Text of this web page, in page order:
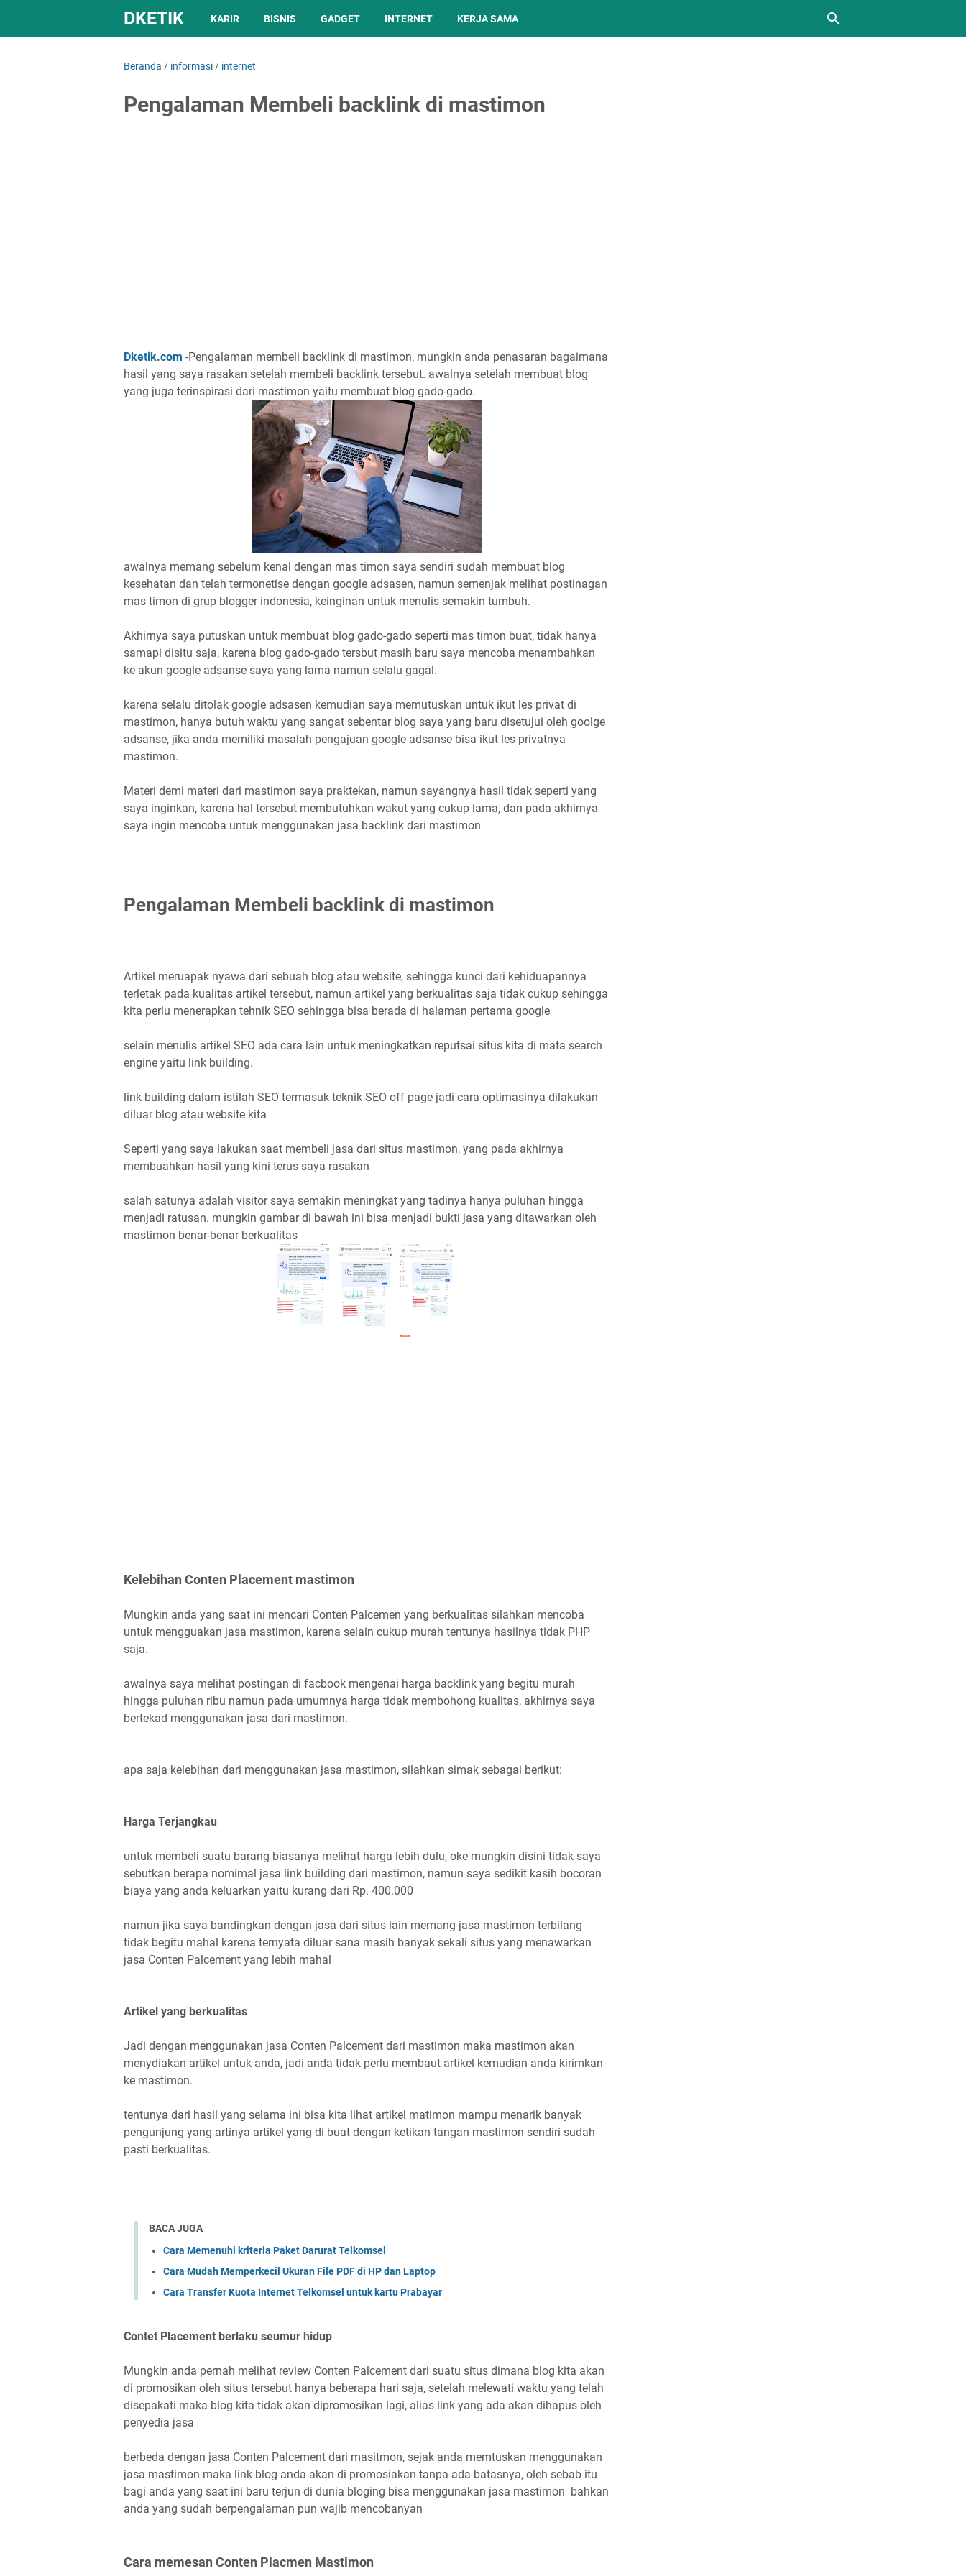
DKETIK KARIR BISNIS GADGET INTERNET KERJA SAMA
Beranda / informasi / internet
Pengalaman Membeli backlink di mastimon
Dketik.com -Pengalaman membeli backlink di mastimon, mungkin anda penasaran bagaimana
hasil yang saya rasakan setelah membeli backlink tersebut. awalnya setelah membuat blog
yang juga terinspirasi dari mastimon yaitu membuat blog gado-gado.
awalnya memang sebelum kenal dengan mas timon saya sendiri sudah membuat blog
kesehatan dan telah termonetise dengan google adsasen, namun semenjak melihat postinagan
mas timon di grup blogger indonesia, keinginan untuk menulis semakin tumbuh.
Akhirnya saya putuskan untuk membuat blog gado-gado seperti mas timon buat, tidak hanya
samapi disitu saja, karena blog gado-gado tersbut masih baru saya mencoba menambahkan
ke akun google adsanse saya yang lama namun selalu gagal.
karena selalu ditolak google adsasen kemudian saya memutuskan untuk ikut les privat di
mastimon, hanya butuh waktu yang sangat sebentar blog saya yang baru disetujui oleh goolge
adsanse, jika anda memiliki masalah pengajuan google adsanse bisa ikut les privatnya
mastimon.
Materi demi materi dari mastimon saya praktekan, namun sayangnya hasil tidak seperti yang
saya inginkan, karena hal tersebut membutuhkan wakut yang cukup lama, dan pada akhirnya
saya ingin mencoba untuk menggunakan jasa backlink dari mastimon
Pengalaman Membeli backlink di mastimon
Artikel meruapak nyawa dari sebuah blog atau website, sehingga kunci dari kehiduapannya
terletak pada kualitas artikel tersebut, namun artikel yang berkualitas saja tidak cukup sehingga
kita perlu menerapkan tehnik SEO sehingga bisa berada di halaman pertama google
selain menulis artikel SEO ada cara lain untuk meningkatkan reputsai situs kita di mata search
engine yaitu link building.
link building dalam istilah SEO termasuk teknik SEO off page jadi cara optimasinya dilakukan
diluar blog atau website kita
Seperti yang saya lakukan saat membeli jasa dari situs mastimon, yang pada akhirnya
membuahkan hasil yang kini terus saya rasakan
salah satunya adalah visitor saya semakin meningkat yang tadinya hanya puluhan hingga
menjadi ratusan. mungkin gambar di bawah ini bisa menjadi bukti jasa yang ditawarkan oleh
mastimon benar-benar berkualitas
Kelebihan Conten Placement mastimon
Mungkin anda yang saat ini mencari Conten Palcemen yang berkualitas silahkan mencoba
untuk mengguakan jasa mastimon, karena selain cukup murah tentunya hasilnya tidak PHP
saja.
awalnya saya melihat postingan di facbook mengenai harga backlink yang begitu murah
hingga puluhan ribu namun pada umumnya harga tidak membohong kualitas, akhirnya saya
bertekad menggunakan jasa dari mastimon.
apa saja kelebihan dari menggunakan jasa mastimon, silahkan simak sebagai berikut:
Harga Terjangkau
untuk membeli suatu barang biasanya melihat harga lebih dulu, oke mungkin disini tidak saya
sebutkan berapa nomimal jasa link building dari mastimon, namun saya sedikit kasih bocoran
biaya yang anda keluarkan yaitu kurang dari Rp. 400.000
namun jika saya bandingkan dengan jasa dari situs lain memang jasa mastimon terbilang
tidak begitu mahal karena ternyata diluar sana masih banyak sekali situs yang menawarkan
jasa Conten Palcement yang lebih mahal
Artikel yang berkualitas
Jadi dengan menggunakan jasa Conten Palcement dari mastimon maka mastimon akan
menydiakan artikel untuk anda, jadi anda tidak perlu membaut artikel kemudian anda kirimkan
ke mastimon.
tentunya dari hasil yang selama ini bisa kita lihat artikel matimon mampu menarik banyak
pengunjung yang artinya artikel yang di buat dengan ketikan tangan mastimon sendiri sudah
pasti berkualitas.
BACA JUGA
Cara Memenuhi kriteria Paket Darurat Telkomsel
Cara Mudah Memperkecil Ukuran File PDF di HP dan Laptop
Cara Transfer Kuota Internet Telkomsel untuk kartu Prabayar
Contet Placement berlaku seumur hidup
Mungkin anda pernah melihat review Conten Palcement dari suatu situs dimana blog kita akan
di promosikan oleh situs tersebut hanya beberapa hari saja, setelah melewati waktu yang telah
disepakati maka blog kita tidak akan dipromosikan lagi, alias link yang ada akan dihapus oleh
penyedia jasa
berbeda dengan jasa Conten Palcement dari masitmon, sejak anda memtuskan menggunakan
jasa mastimon maka link blog anda akan di promosiakan tanpa ada batasnya, oleh sebab itu
bagi anda yang saat ini baru terjun di dunia bloging bisa menggunakan jasa mastimon bahkan
anda yang sudah berpengalaman pun wajib mencobanyan
Cara memesan Conten Placmen Mastimon